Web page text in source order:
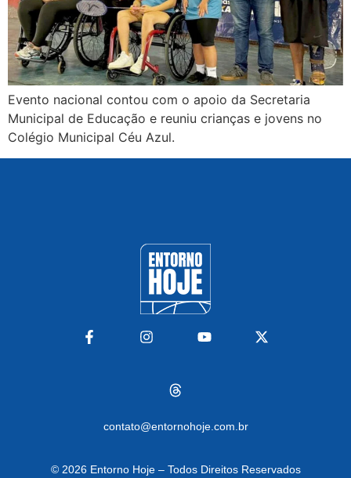
Evento nacional contou com o apoio da Secretaria
Municipal de Educação e reuniu crianças e jovens no
Colégio Municipal Céu Azul.
contato@entornohoje.com.br
© 2026 Entorno Hoje – Todos Direitos Reservados